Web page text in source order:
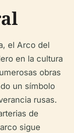
el Arco del
en la cultura
obras
un símbolo
rusas.
de
sigue